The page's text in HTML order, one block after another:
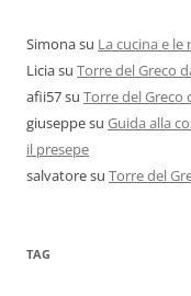
Simonasu La cucina e
Liciasu Torre del Greco
afii57su Torre del Greco
giuseppesu Guida alla
il presepe
salvatoresu Torre del
TAG